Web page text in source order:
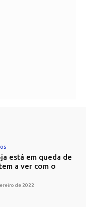
está em queda de
a ver com o
de 2022